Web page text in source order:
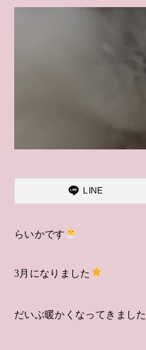
LINE
らいかです
3月になりました
だいぶ暖かくなってきまし